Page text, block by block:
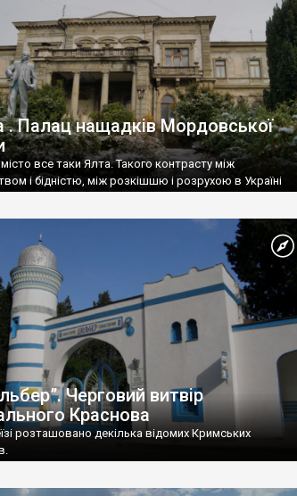
. Палац нащадків Мордовської
все таки Ялта. Такого контрасту між
і бідністю, між розкішшю і розрухою в Україні
Черговий витвір
Краснова
розташовано декілька відомих Кримських